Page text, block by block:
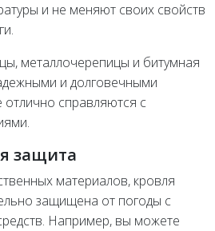
и не меняют своих свойств
металлочерепицы и битумная
и долговечными
справляются с
защита
материалов, кровля
защищена от погоды с
Например, вы можете